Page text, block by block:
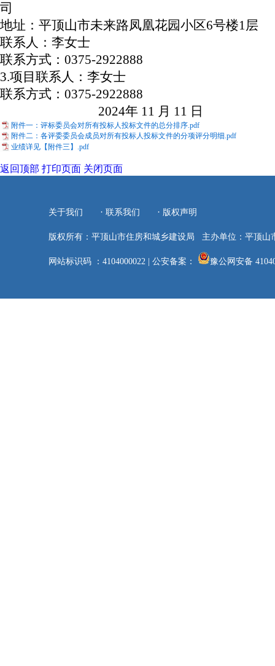
司
地址：平顶山市未来路凤凰花园小区6号楼1层
联系人：李女士
联系方式： 0375-2922888
3.项目联系人：李女士
联系方式： 0375-2922888
2024年 11 月 11 日
附件一：评标委员会对所有投标人投标文件的总分排序.pdf
附件二：各评委委员会成员对所有投标人投标文件的分项评分明细.pdf
业绩详见【附件三】.pdf
返回顶部 打印页面 关闭页面
关于我们 · 联系我们 · 版权声明
版权所有：平顶山市住房和城乡建设局 主办单位：平顶山
网站标识码 ：4104000022 公安备案： 豫公网安备